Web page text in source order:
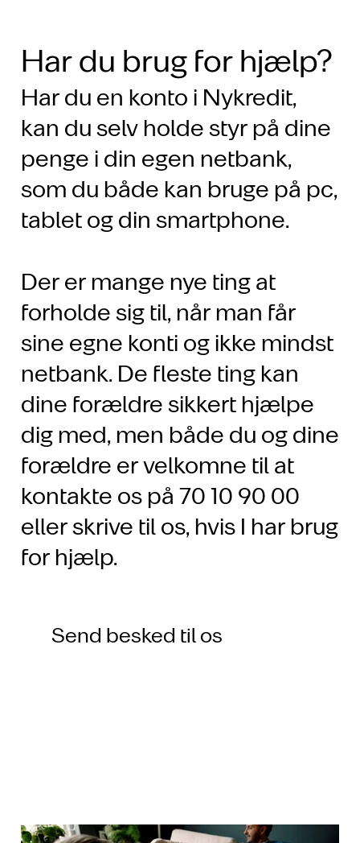
Har du brug for hjælp?
Har du en konto i Nykredit,
kan du selv holde styr på dine
penge i din egen netbank,
som du både kan bruge på pc,
tablet og din smartphone.
Der er mange nye ting at
forholde sig til, når man får
sine egne konti og ikke mindst
netbank. De fleste ting kan
dine forældre sikkert hjælpe
dig med, men både du og dine
forældre er velkomne til at
kontakte os på 70 10 90 00
eller skrive til os, hvis I har brug
for hjælp.
Send besked til os